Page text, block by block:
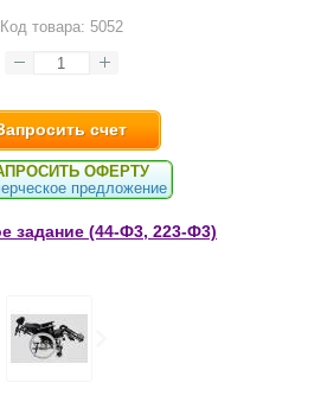
Код товара: 5052
счет
ОФЕРТУ
предложение
задание (44-Ф3, 223-Ф3)